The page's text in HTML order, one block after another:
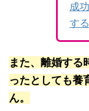
成
す
また、離婚する
ったとしても養
ん。